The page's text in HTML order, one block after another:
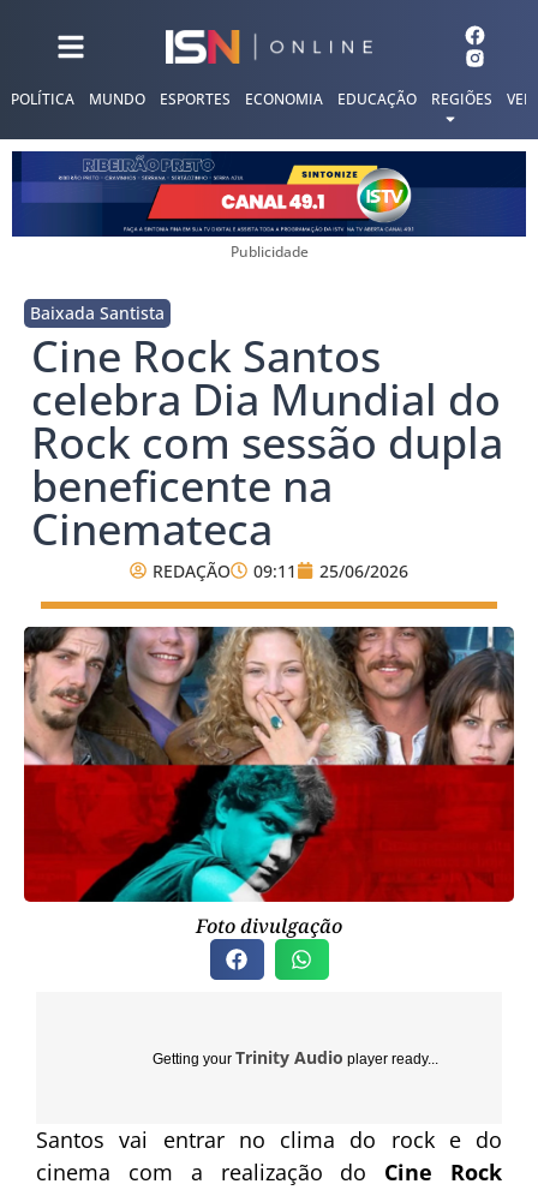
POLÍTICA MUNDO ESPORTES ECONOMIA EDUCAÇÃO REGIÕES
Publicidade
Baixada Santista
Cine Rock Santos
celebra Dia Mundial do
Rock com sessão dupla
beneficente na
Cinemateca
REDAÇÃO 09:11 25/06/2026
Foto divulgação
Getting your Trinity Audio player ready...
Santos vai entrar no clima do rock e do
cinema com a realização do Cine Rock